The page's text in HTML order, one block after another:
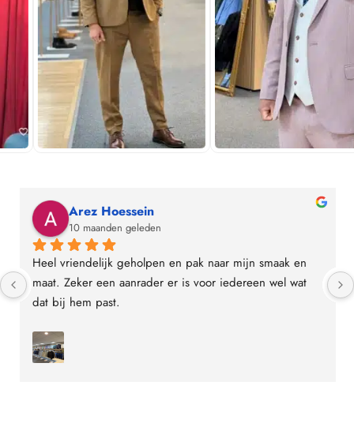
Arez Hoessein
10 maanden geleden
Heel vriendelijk geholpen en pak naar mijn smaak en
maat. Zeker een aanrader er is voor iedereen wel wat
dat bij hem past.